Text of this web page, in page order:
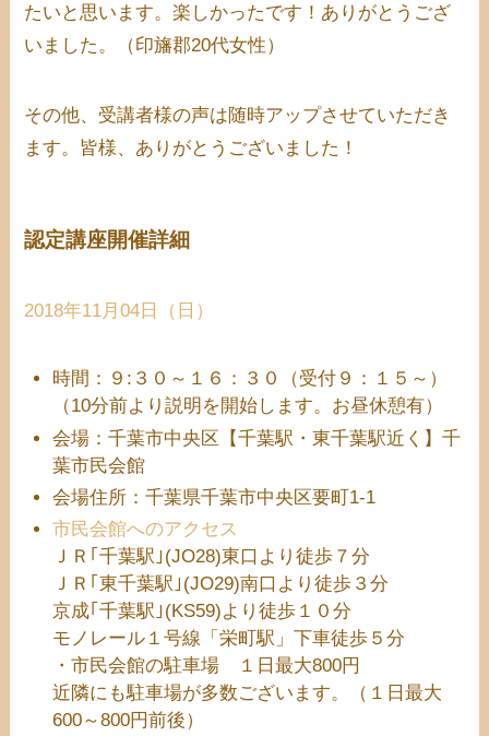
たいと思います。楽しかったです！ありがとうござ
いました。（印旛郡20代女性）
その他、受講者様の声は随時アップさせていただき
ます。皆様、ありがとうございました！
認定講座開催詳細
2018年11月04日（日）
時間：９:３０～１６：３０（受付９：１５～）
（10分前より説明を開始します。お昼休憩有）
会場：千葉市中央区【千葉駅・東千葉駅近く】千
葉市民会館
会場住所：千葉県千葉市中央区要町1-1
市民会館へのアクセス
ＪＲ｢千葉駅｣(JO28)東口より徒歩７分
ＪＲ｢東千葉駅｣(JO29)南口より徒歩３分
京成｢千葉駅｣(KS59)より徒歩１０分
モノレール１号線「栄町駅」下車徒歩５分
・市民会館の駐車場 １日最大800円
近隣にも駐車場が多数ございます。（１日最大
600～800円前後）